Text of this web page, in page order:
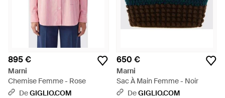
895 €
Marni
Chemise Femme - Rose
DeGIGLIO.COM
650 €
Marni
Sac À Main Femme - Noir
DeGIGLIO.COM